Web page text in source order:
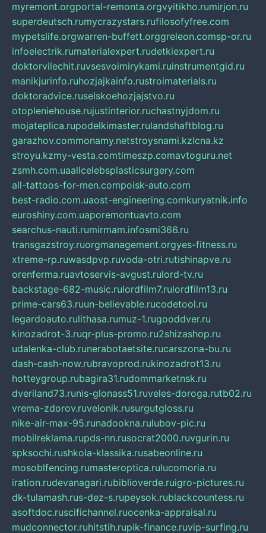
myremont.orgportal-remonta.orgvyitikho.rumirjon.ru
superdeutsch.rumycrazystars.rufilosofyfree.com
mypetslife.orgwarren-buffett.orggreleon.comsp-or.ru
infoelectrik.rumaterialexpert.rudetkiexpert.ru
doktorvilechit.ruvsesvoimirykami.ruinstrumentgid.ru
manikjurinfo.ruhozjajkainfo.rustroimaterials.ru
doktoradvice.ruselskoehozjajstvo.ru
otopleniehouse.rujustinterior.ruchastnyjdom.ru
mojateplica.rupodelkimaster.rulandshaftblog.ru
garazhov.commonamy.netstroysnami.kzlcna.kz
stroyu.kzmy-vesta.comtimeszp.comavtoguru.net
zsmh.com.uaallcelebsplasticsurgery.com
all-tattoos-for-men.compoisk-auto.com
best-radio.com.uaost-engineering.comkuryatnik.info
euroshiny.com.uaporemontuavto.com
searchus-nauti.rumirmam.infosmi366.ru
transgazstroy.ruorgmanagement.orgyes-fitness.ru
xtreme-rp.ruwasdpvp.ruvoda-otri.rutishinapve.ru
orenferma.ruavtoservis-avgust.rulord-tv.ru
backstage-682-music.rulordfilm7.rulordfilm13.ru
prime-cars63.ruun-believable.rucodetool.ru
legardoauto.rulithasa.rumuz-1.rugooddver.ru
kinozadrot-3.ruqr-plus-promo.ru2shizashop.ru
udalenka-club.runerabotaetsite.rucarszona-bu.ru
dash-cash-now.rubravoprod.rukinozadrot13.ru
hotteygroup.rubagira31.rudommarketnsk.ru
dveriland73.runis-glonass51.ruveles-doroga.rutb02.ru
vrema-zdorov.ruvelonik.rusurgutgloss.ru
nike-air-max-95.runadookna.rulubov-pic.ru
mobilreklama.rupds-nn.rusocrat2000.ruvgurin.ru
spksochi.rushkola-klassika.rusabeonline.ru
mosoblfencing.rumasteroptica.rulucomoria.ru
iration.rudevanagari.rubiblioverde.ruigro-pictures.ru
dk-tulamash.rus-dez-s.rupeysok.rublackcountess.ru
asoftdoc.ruscifichannel.ruocenka-appraisal.ru
mudconnector.ruhitstih.rupik-finance.ruvip-surfing.ru